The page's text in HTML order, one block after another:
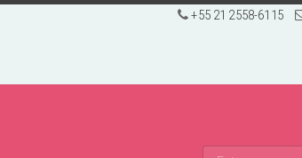
+55 21 2558-6115